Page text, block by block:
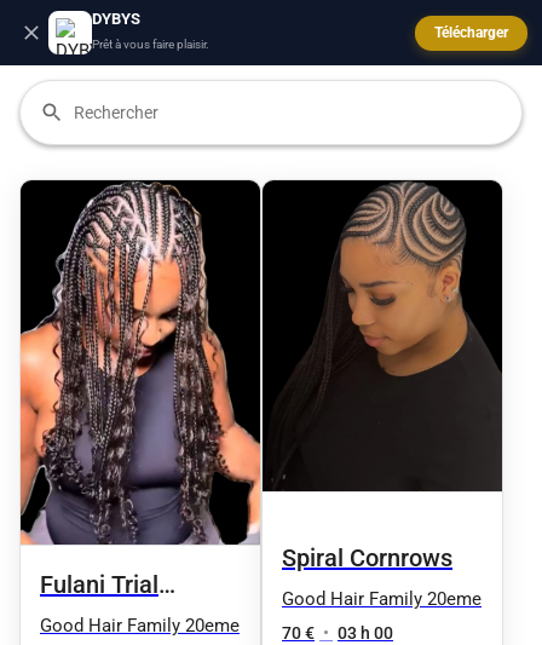
DYBYS
Prêt à vous faire plaisir.
Télécharger
Fulani Trial
Knotless
Good Hair Family 20eme
Spiral Cornrows
Good Hair Family 20eme
70 € • 03 h 00